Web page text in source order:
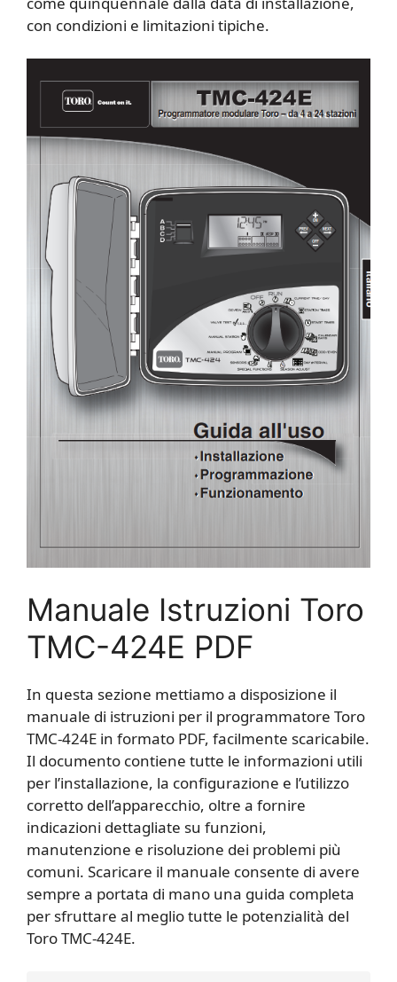
con condizioni e limitazioni tipiche.
Manuale Istruzioni Toro
TMC-424E PDF
In questa sezione mettiamo a disposizione il
manuale di istruzioni per il programmatore Toro
TMC-424E in formato PDF, facilmente scaricabile.
Il documento contiene tutte le informazioni utili
per l’installazione, la configurazione e l’utilizzo
corretto dell’apparecchio, oltre a fornire
indicazioni dettagliate su funzioni,
manutenzione e risoluzione dei problemi più
comuni. Scaricare il manuale consente di avere
sempre a portata di mano una guida completa
per sfruttare al meglio tutte le potenzialità del
Toro TMC-424E.